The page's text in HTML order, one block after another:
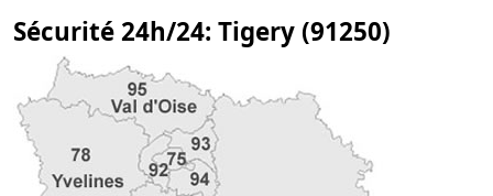
Sécurité 24h/24: Tigery (91250)